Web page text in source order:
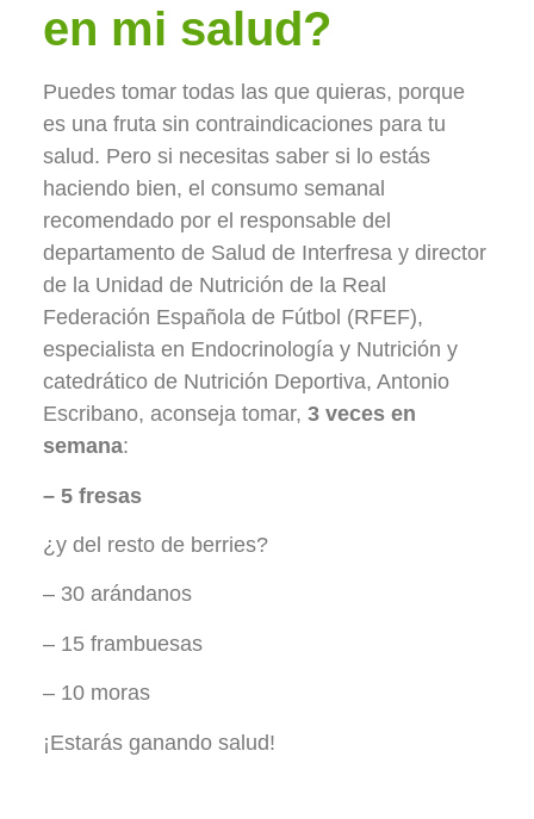
en mi salud?
Puedes tomar todas las que quieras, porque
es una fruta sin contraindicaciones para tu
salud. Pero si necesitas saber si lo estás
haciendo bien, el consumo semanal
recomendado por el responsable del
departamento de Salud de Interfresa y director
de la Unidad de Nutrición de la Real
Federación Española de Fútbol (RFEF),
especialista en Endocrinología y Nutrición y
catedrático de Nutrición Deportiva, Antonio
Escribano, aconseja tomar, 3 veces en
semana:
– 5 fresas
¿y del resto de berries?
– 30 arándanos
– 15 frambuesas
– 10 moras
¡Estarás ganando salud!